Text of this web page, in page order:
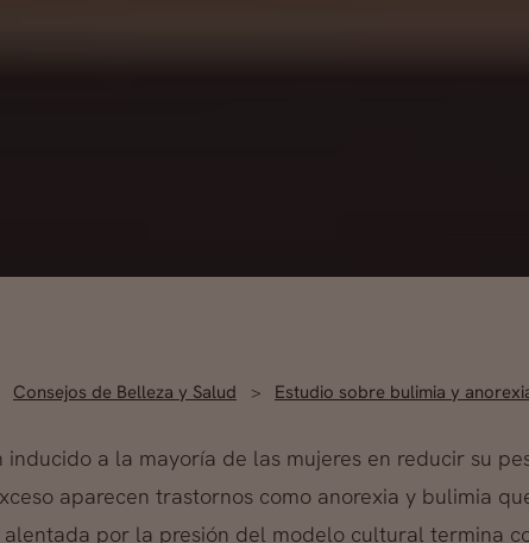
Consejos de Belleza y Salud Estudio sobre bulimia y
inducido a la mayoría de las mujeres en reducir su
aparecen trastornos como anorexia y bulimia
por la presión del modelo cultural termina